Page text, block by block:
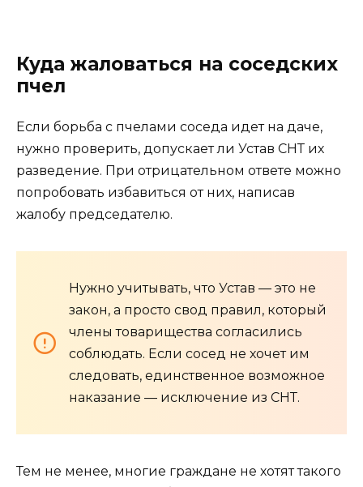
Куда жаловаться на соседских
пчел
Если борьба с пчелами соседа идет на даче,
нужно проверить, допускает ли Устав СНТ их
разведение. При отрицательном ответе можно
попробовать избавиться от них, написав
жалобу председателю.
Нужно учитывать, что Устав — это не
закон, а просто свод правил, который
члены товарищества согласились
соблюдать. Если сосед не хочет им
следовать, единственное возможное
наказание — исключение из СНТ.
Тем не менее, многие граждане не хотят такого